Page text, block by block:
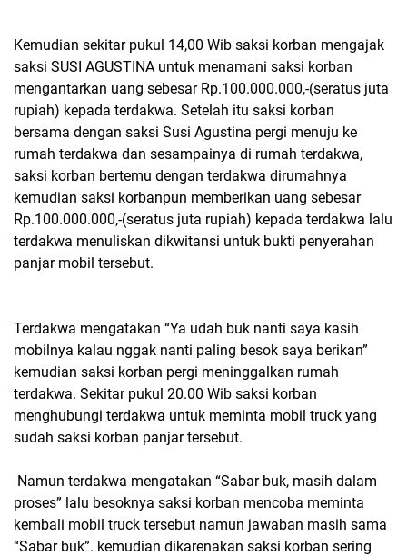
Kemudian sekitar pukul 14,00 Wib saksi korban mengajak
saksi SUSI AGUSTINA untuk menamani saksi korban
mengantarkan uang sebesar Rp.100.000.000,-(seratus juta
rupiah) kepada terdakwa. Setelah itu saksi korban
bersama dengan saksi Susi Agustina pergi menuju ke
rumah terdakwa dan sesampainya di rumah terdakwa,
saksi korban bertemu dengan terdakwa dirumahnya
kemudian saksi korbanpun memberikan uang sebesar
Rp.100.000.000,-(seratus juta rupiah) kepada terdakwa lalu
terdakwa menuliskan dikwitansi untuk bukti penyerahan
panjar mobil tersebut.
Terdakwa mengatakan “Ya udah buk nanti saya kasih
mobilnya kalau nggak nanti paling besok saya berikan”
kemudian saksi korban pergi meninggalkan rumah
terdakwa. Sekitar pukul 20.00 Wib saksi korban
menghubungi terdakwa untuk meminta mobil truck yang
sudah saksi korban panjar tersebut.
Namun terdakwa mengatakan “Sabar buk, masih dalam
proses” lalu besoknya saksi korban mencoba meminta
kembali mobil truck tersebut namun jawaban masih sama
“Sabar buk”. kemudian dikarenakan saksi korban sering